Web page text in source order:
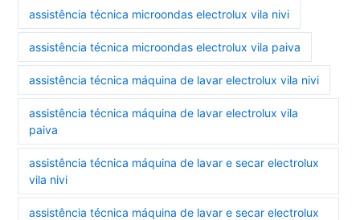
assistência técnica microondas electrolux vila nivi
assistência técnica microondas electrolux vila paiva
assistência técnica máquina de lavar electrolux vila nivi
assistência técnica máquina de lavar electrolux vila
paiva
assistência técnica máquina de lavar e secar electrolux
vila nivi
assistência técnica máquina de lavar e secar electrolux